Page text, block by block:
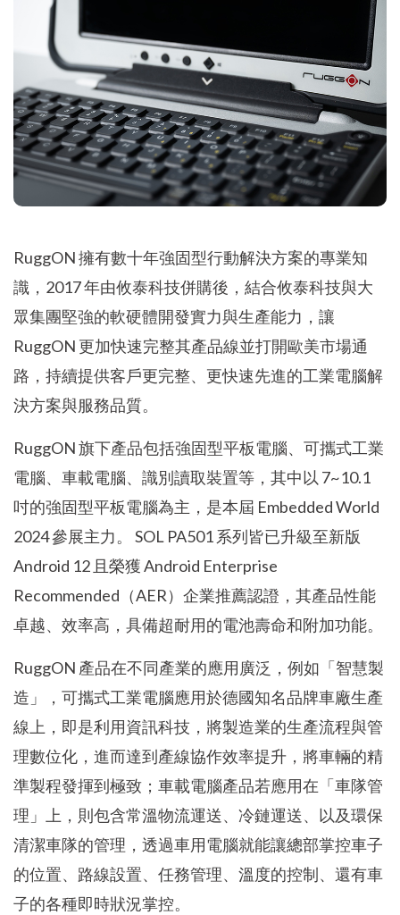
RuggON 擁有數十年強固型行動解決方案的專業知
識，2017 年由攸泰科技併購後，結合攸泰科技與大
眾集團堅強的軟硬體開發實力與生產能力，讓
RuggON 更加快速完整其產品線並打開歐美市場通
路，持續提供客戶更完整、更快速先進的工業電腦解
決方案與服務品質。
RuggON 旗下產品包括強固型平板電腦、可攜式工業
電腦、車載電腦、識別讀取裝置等，其中以 7~10.1
吋的強固型平板電腦為主，是本屆 Embedded World
2024 參展主力。 SOL PA501 系列皆已升級至新版
Android 12 且榮獲 Android Enterprise
Recommended（AER）企業推薦認證，其產品性能
卓越、效率高，具備超耐用的電池壽命和附加功能。
RuggON 產品在不同產業的應用廣泛，例如「智慧製
造」，可攜式工業電腦應用於德國知名品牌車廠生產
線上，即是利用資訊科技，將製造業的生產流程與管
理數位化，進而達到產線協作效率提升，將車輛的精
準製程發揮到極致；車載電腦產品若應用在「車隊管
理」上，則包含常溫物流運送、冷鏈運送、以及環保
清潔車隊的管理，透過車用電腦就能讓總部掌控車子
的位置、路線設置、任務管理、溫度的控制、還有車
子的各種即時狀況掌控。